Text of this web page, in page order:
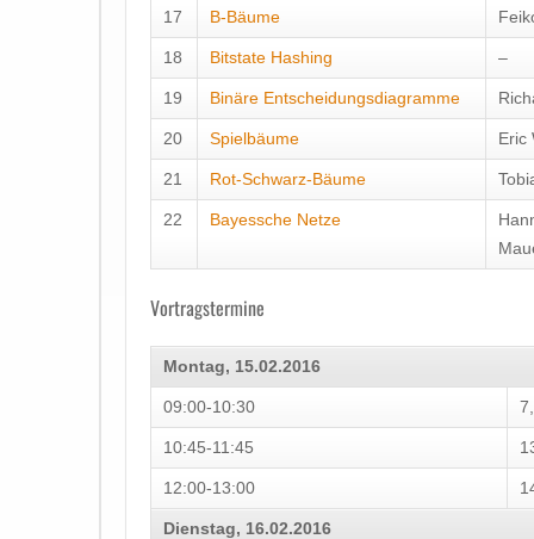
17 B-Bäume
18 Bitstate Hashing –
19 Binäre Entscheidungsdiagramme
20 Spielbäume Eric
21 Rot-Schwarz-Bäume
22 Bayessche Netze
Vortragstermine
Montag, 15.02.2016
09:00-10:30
10:45-11:45
12:00-13:00
Dienstag, 16.02.2016